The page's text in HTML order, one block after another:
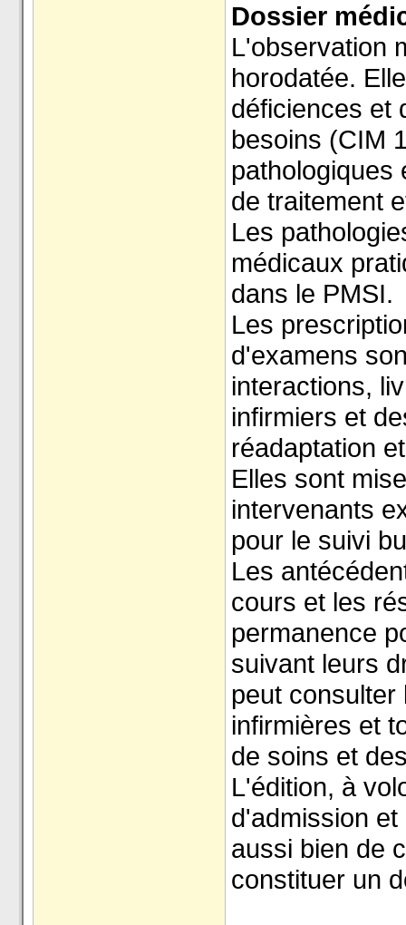
Dossier
L'observation
horodatée.
déficiences et
besoins (CIM
pathologiques
de traitement
Les
médicaux
dans le PMSI.
Les
d'examens
interactions,
infirmiers et
réadaptation
Elles sont
intervenants
pour le suivi
Les
cours et les
permanence
suivant leurs
peut
infirmières et
de soins et
L'édition, à
d'admission
aussi bien de
constituer un